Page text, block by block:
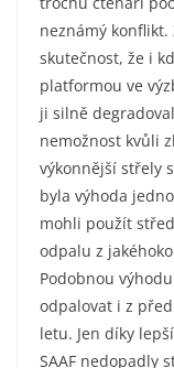
neznámý
skutečnost, že i
platformou ve
ji silně
nemožnost kvůli
výkonnější střely
byla výhoda
mohli použít
odpalu z
Podobnou
odpalovat i z
letu. Jen díky
SAAF nedopadly